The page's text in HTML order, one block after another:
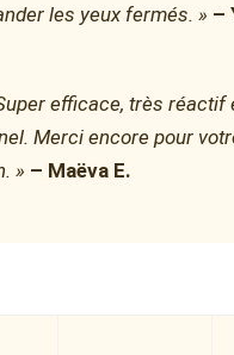
les yeux fermés. » –
efficace, très réactif
Merci encore pour
» – Maëva E.